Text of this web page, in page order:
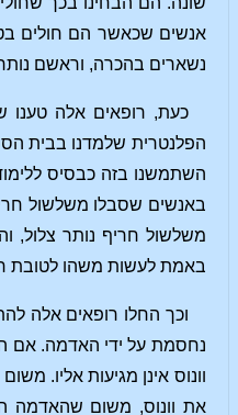
אנשים שכאשר הם חולים
נשארים בהכרה, וראשם
כעת, רופאים אלה טענו
הפלנטרית שלמדנו בבית
השתמשנו בזה כבסיס
באנשים שסבלו משלשול
משלשול חריף נותר צלול,
באמת לעשות משהו לטובת
וכך החלו רופאים אלה
וונוס אינן מגיעות אליו.
את וונוס, משום שהאדמה